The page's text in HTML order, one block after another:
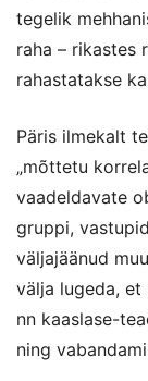
tegelik
raha – rikastes
rahastatakse
Päris ilmekalt
„mõttetu
vaadeldavate
gruppi,
väljajäänud
välja lugeda,
nn kaaslase-
ning